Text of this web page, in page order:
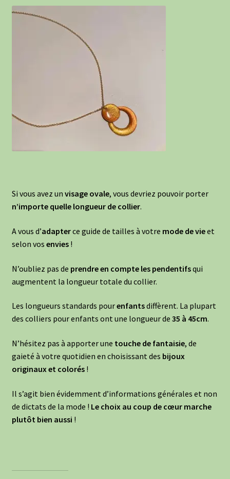
Si vous avez un visage ovale, vous devriez pouvoir porter
n’importe quelle longueur de collier.
A vous d’adapterce guide de tailles à votre mode de vieet
selon vos envies!
N’oubliez pas de prendre en compte les pendentifsqui
augmentent la longueur totale du collier.
Les longueurs standards pourenfantsdiffèrent. La plupart
des colliers pour enfants ont une longueur de 35 à 45cm.
N’hésitez pas à apporter une touche de fantaisie, de
gaieté à votre quotidien en choisissant des bijoux
originaux et colorés!
Il s’agit bien évidemment d’informations générales et non
de dictats de la mode ! Le choix au coup de cœur marche
plutôt bien aussi !